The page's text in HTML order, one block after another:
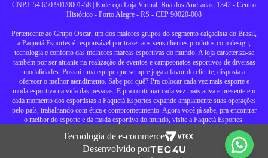
CNPJ: 54.650.901/0001-58 | Endereço Loja Virtual: Rua dos Andradas, 1342 - Centro
Histórico - Porto Alegre - RS - CEP 90020-008
Pertencente ao Grupo Oscar, um dos maiores grupos do segmento calçadista do Brasil,
a Paquetá Esportes é responsável por trazer aos seus clientes produtos com design,
tecnologia e conforto das melhores marcas esportivas do mundo. A loja caracteriza-se
também por ser atuante na realização de eventos e campeonatos esportivos de diversas
modalidades. Possui uma equipe que sempre joga a favor do cliente, disposta a
oferecer o melhor atendimento. Sabe por quê? Pra colocar cada vez mais esporte e
moda esportiva na vida das pessoas. E pra continuar cada vez mais ativa e presente em
cada momento dos esportistas a Paquetá Esportes expande amplamente suas operações
pelo país, trabalhando com ética e comprometimento. Agora você já sabe, pra encontrar
o melhor do esporte e da moda esportiva do mundo, visite a Paquetá Esportes.
Tecnologia de e-commerce
Desenvolvido por